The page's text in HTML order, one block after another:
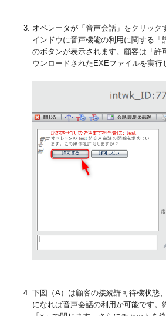
オペレータが「音声会話」をクリック
インドウに音声機能の利用に関する「
のボタンが表示されます。顧客は「許
ウンロードされたEXEファイルを実行
下図（A）は顧客の接続許可待機状態
になれば音声会話の利用が可能です。